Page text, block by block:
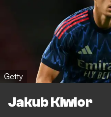
Getty
Jakub Kiwior